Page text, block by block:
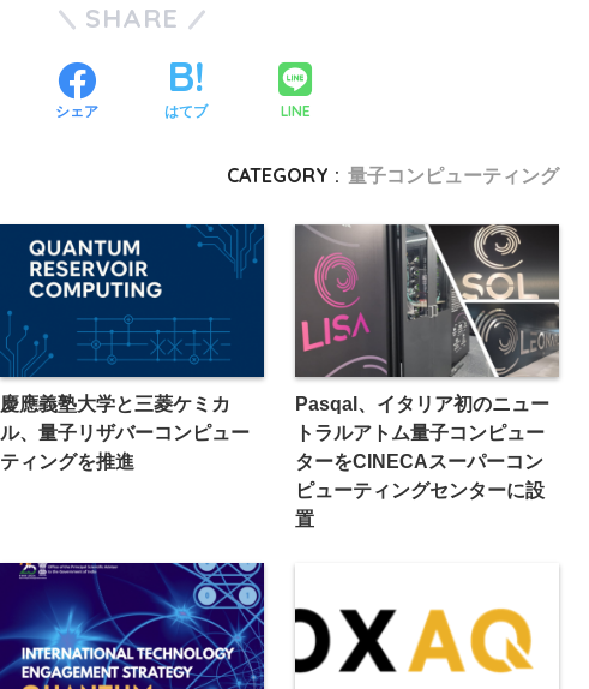
SHARE
シェア はてブ LINE
CATEGORY : 量子コンピューティング
慶應義塾大学と三菱ケミカ
ル、量子リザバーコンピュー
ティングを推進
Pasqal、イタリア初のニュー
トラルアトム量子コンピュー
ターをCINECAスーパーコン
ピューティングセンターに設
置